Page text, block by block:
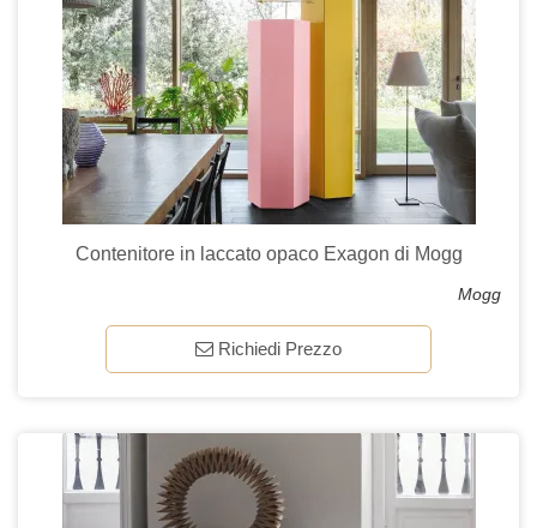
Contenitore in laccato opaco Exagon di Mogg
Mogg
Richiedi Prezzo